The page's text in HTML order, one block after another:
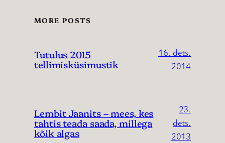
MORE POSTS
Tutulus 2015
tellimisküsimustik
16. dets.
2014
Lembit Jaanits – mees, kes
tahtis teada saada, millega
kõik algas
23.
dets.
2013